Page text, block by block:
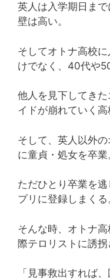
英人は入学期日ま
壁は高い。
そしてオトナ高校
けでなく、40代や
他人を見下してき
イドが崩れていく高
そして、英人以外
に童貞・処女を卒業
ただひとり卒業を
プリに登録しまくる
そんな時、オトナ
際テロリストに誘拐
「見事救出すれば